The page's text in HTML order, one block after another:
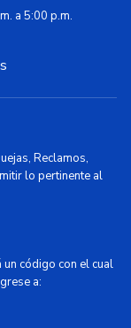
a 5:00 p.m.
Reclamos,
lo pertinente al
código con el cual
a: